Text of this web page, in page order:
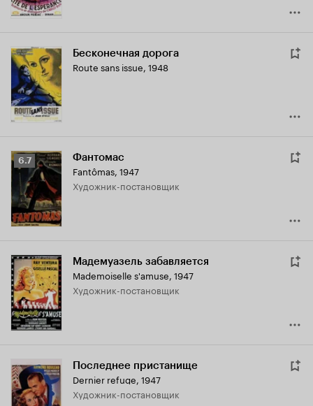
Бесконечная дорога
Route sans issue, 1948
Рейтинг
Кинопоиска
6.7
6.7 Фантомас
Fantômas, 1947
Художник-постановщик
Мадемуазель забавляется
Mademoiselle s'amuse, 1947
Художник-постановщик
Последнее пристанище
Dernier refuge, 1947
Художник-постановщик